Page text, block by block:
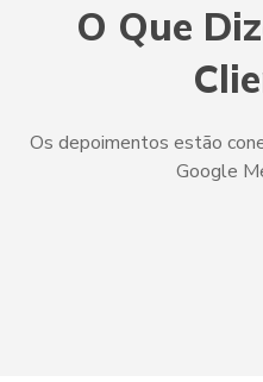
O Que
Os depoimentos estão
Google